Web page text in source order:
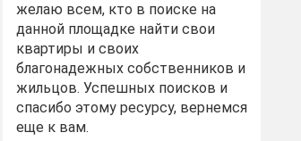
желаю всем, кто в поиске на
данной площадке найти свои
квартиры и своих
благонадежных собственников и
жильцов. Успешных поисков и
спасибо этому ресурсу, вернемся
еще к вам.